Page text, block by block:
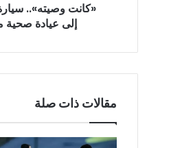
«كانت وصيته»..
إلى عيادة صحية
مقالات ذات صلة